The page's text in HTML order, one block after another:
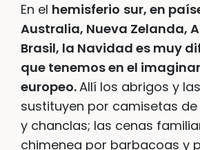
En el hemisferio sur, en
Australia, Nueva Zelanda,
Brasil, la Navidad es muy
que tenemos en el
europeo.Allí los abrigos y
sustituyen por camisetas
y chanclas; las cenas
chimenea por barbacoas y